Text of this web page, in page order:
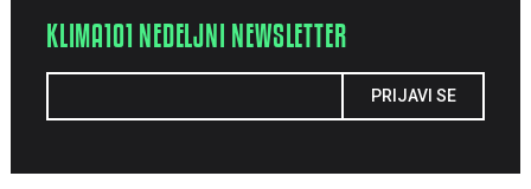
KLIMA101 NEDELJNI NEWSLETTER
PRIJAVI SE